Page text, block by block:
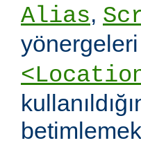
Alias,
yönergeleri